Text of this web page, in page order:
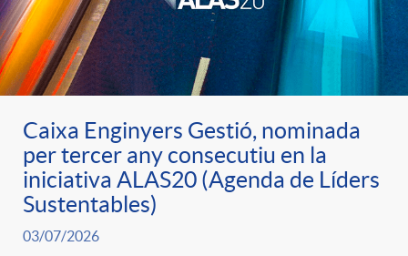
u
t
s
Caixa Enginyers Gestió, nominada
per tercer any consecutiu en la
iniciativa ALAS20 (Agenda de Líders
Sustentables)
03/07/2026